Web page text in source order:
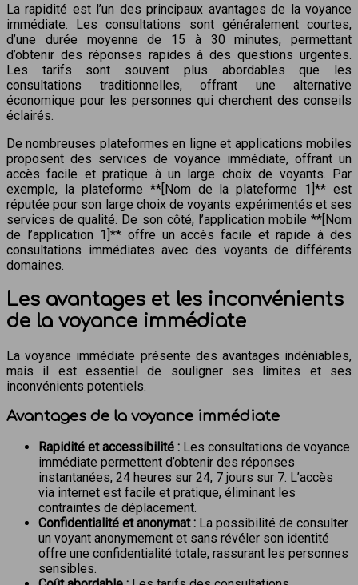
La rapidité est l’un des principaux avantages de la voyance
immédiate. Les consultations sont généralement courtes,
d’une durée moyenne de 15 à 30 minutes, permettant
d’obtenir des réponses rapides à des questions urgentes.
Les tarifs sont souvent plus abordables que les
consultations traditionnelles, offrant une alternative
économique pour les personnes qui cherchent des conseils
éclairés.
De nombreuses plateformes en ligne et applications mobiles
proposent des services de voyance immédiate, offrant un
accès facile et pratique à un large choix de voyants. Par
exemple, la plateforme **[Nom de la plateforme 1]** est
réputée pour son large choix de voyants expérimentés et ses
services de qualité. De son côté, l’application mobile **[Nom
de l’application 1]** offre un accès facile et rapide à des
consultations immédiates avec des voyants de différents
domaines.
Les avantages et les inconvénients
de la voyance immédiate
La voyance immédiate présente des avantages indéniables,
mais il est essentiel de souligner ses limites et ses
inconvénients potentiels.
Avantages de la voyance immédiate
Rapidité et accessibilité : Les consultations de voyance
immédiate permettent d’obtenir des réponses
instantanées, 24 heures sur 24, 7 jours sur 7. L’accès
via internet est facile et pratique, éliminant les
contraintes de déplacement.
Confidentialité et anonymat : La possibilité de consulter
un voyant anonymement et sans révéler son identité
offre une confidentialité totale, rassurant les personnes
sensibles.